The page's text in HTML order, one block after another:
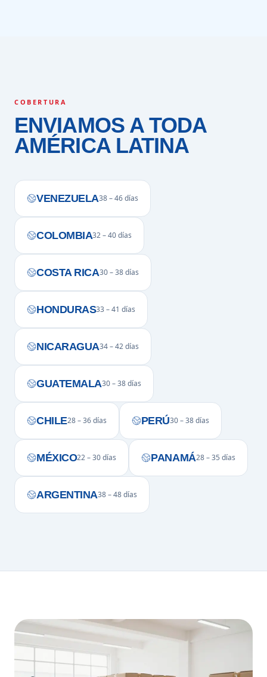
COBERTURA
ENVIAMOS A TODA
AMÉRICA LATINA
VENEZUELA38 – 46 días
COLOMBIA32 – 40 días
COSTA RICA30 – 38 días
HONDURAS33 – 41 días
NICARAGUA34 – 42 días
GUATEMALA30 – 38 días
CHILE28 – 36 días PERÚ30 – 38 días
MÉXICO22 – 30 días PANAMÁ28 – 35 días
ARGENTINA38 – 48 días